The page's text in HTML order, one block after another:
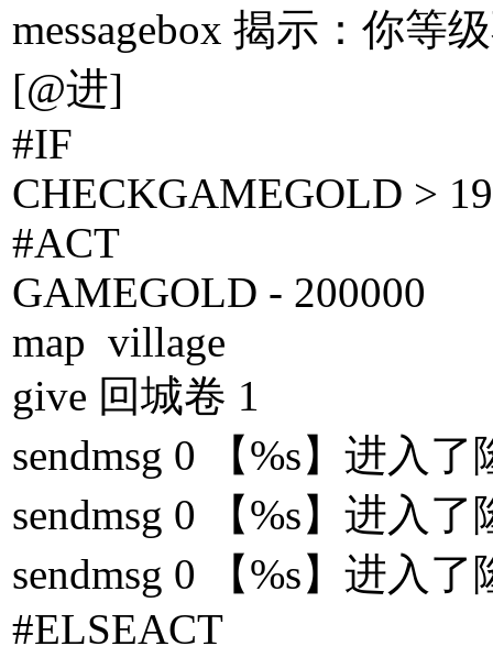
messagebox 揭示：你等
[@进]
#IF
CHECKGAMEGOLD >
#ACT
GAMEGOLD - 200000
map village
give 回城卷 1
sendmsg 0 【%s】进入
sendmsg 0 【%s】进入
sendmsg 0 【%s】进入
#ELSEACT